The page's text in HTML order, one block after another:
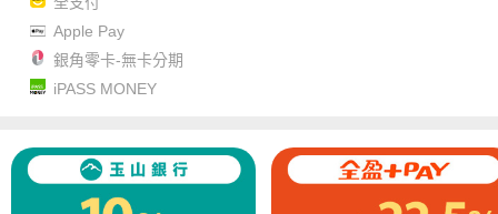
Apple Pay
銀角零卡-無卡分期
iPASS MONEY